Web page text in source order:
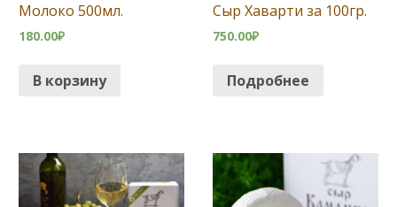
Молоко 500мл.
180.00₽
В корзину
Сыр Хаварти за 100гр.
750.00₽
Подробнее